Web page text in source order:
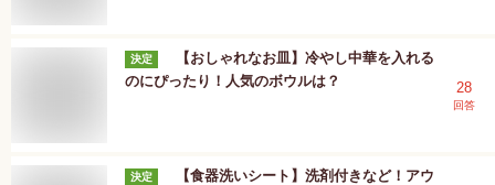
決定
【おしゃれなお皿】冷やし中華を入れる
のにぴったり！人気のボウルは？
28
回答
決定
【食器洗いシート】洗剤付きなど！アウ